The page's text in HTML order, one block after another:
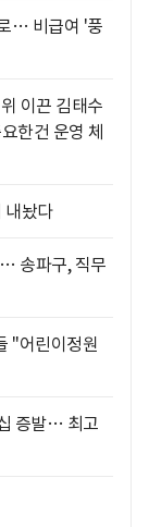
… 비급여 '풍
이끈 김태수
한건 운영 체
내놨다
송파구, 직무
"어린이정원
증발… 최고